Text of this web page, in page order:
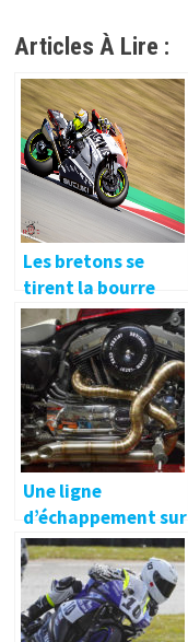
Articles À Lire :
Les bretons se
tirent la bourre
aux 24 h de
Barcelone ! 🔐
Une ligne
d’échappement sur
mesure avec ARP !
🔐